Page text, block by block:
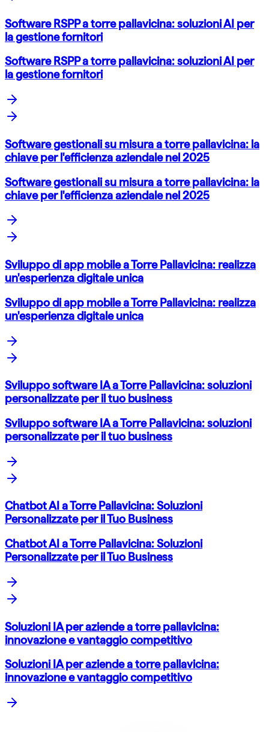
Software RSPP a torre pallavicina: soluzioni AI per
la gestione fornitori
Software RSPP a torre pallavicina: soluzioni AI per
la gestione fornitori
Software gestionali su misura a torre pallavicina: la
chiave per l'efficienza aziendale nel 2025
Software gestionali su misura a torre pallavicina: la
chiave per l'efficienza aziendale nel 2025
Sviluppo di app mobile a Torre Pallavicina: realizza
un'esperienza digitale unica
Sviluppo di app mobile a Torre Pallavicina: realizza
un'esperienza digitale unica
Sviluppo software IA a Torre Pallavicina: soluzioni
personalizzate per il tuo business
Sviluppo software IA a Torre Pallavicina: soluzioni
personalizzate per il tuo business
Chatbot AI a Torre Pallavicina: Soluzioni
Personalizzate per il Tuo Business
Chatbot AI a Torre Pallavicina: Soluzioni
Personalizzate per il Tuo Business
Soluzioni IA per aziende a torre pallavicina:
innovazione e vantaggio competitivo
Soluzioni IA per aziende a torre pallavicina:
innovazione e vantaggio competitivo